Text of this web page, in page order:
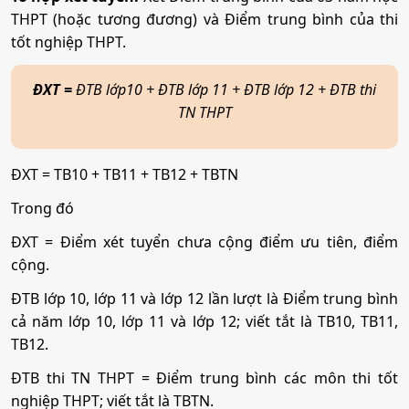
Tổ hợp:(Toán, 2 môn bất kì)
Kỹ thuật xây dựng Công trình giao thông
Quản lý xây dựng
Mã ngành:
Tổ hợp:(Toán, 2 môn bất kì)
Công nghệ kỹ thuật Cơ khí
Công nghệ kỹ thuật Cơ điện tử
Mã ngành:7510203
Công nghệ kỹ thuật ô tô
Mã ngành:7510205
Tài chính - Ngân hàng
Mã ngành:7340201
Mã ngành:
Kỹ thuật máy tính
Mã ngành:7480106
Khoa học dữ liệu
THPT (hoặc tương đương) và Điểm trung bình của thi
tốt nghiệp THPT.
ĐXT=ĐTB lớp10 + ĐTB lớp 11 + ĐTB lớp 12 + ĐTB thi
TN THPT
ĐXT = TB10 + TB11 + TB12 + TBTN
Trong đó
ĐXT = Điểm xét tuyển chưa cộng điểm ưu tiên, điểm
cộng.
ĐTB lớp 10, lớp 11 và lớp 12 lần lượt là Điểm trung bình
cả năm lớp 10, lớp 11 và lớp 12; viết tắt là TB10, TB11,
TB12.
ĐTB thi TN THPT = Điểm trung bình các môn thi tốt
nghiệp THPT; viết tắt là TBTN.